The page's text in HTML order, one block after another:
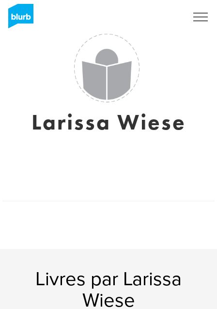
Larissa Wiese
Livres par Larissa
Wiese